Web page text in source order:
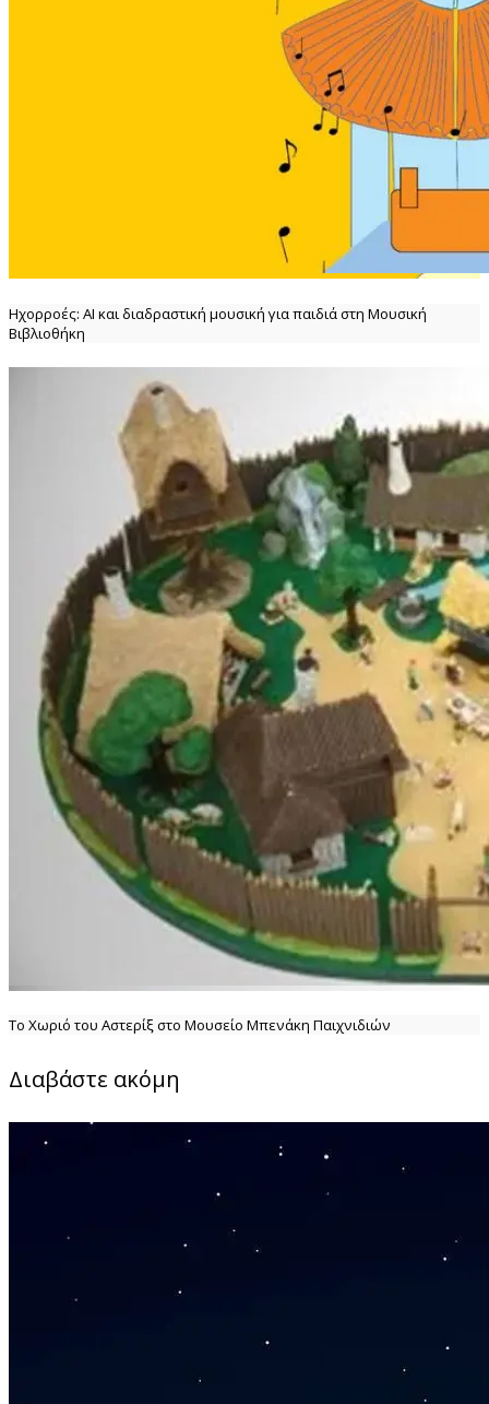
Ηχορροές: ΑΙ και διαδραστική μουσική για παιδιά στη Μουσική
Βιβλιοθήκη
Το Χωριό του Αστερίξ στο Μουσείο Μπενάκη Παιχνιδιών
Διαβάστε ακόμη